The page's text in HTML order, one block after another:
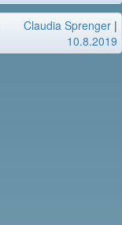
Claudia Sprenger |
10.8.2019